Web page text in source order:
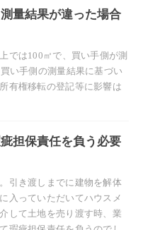
量結果が違った場合
では100㎡で、買い手側が測
い手側の測量結果に基づい
有権移転の登記等に影響は
担保責任を負う必要
引き渡しまでに建物を解体
入っていただいてハウスメ
して土地を売り渡す時、業